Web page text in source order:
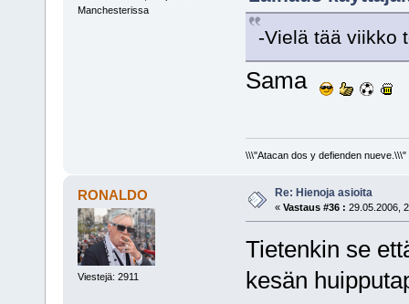
Manchesterissa
-Vielä tää viikko
Sama
\\\"Atacan dos y defienden nueve.\\\"
RONALDO
Viestejä: 2911
Re: Hienoja asioita
« Vastaus #36 : 29.05.2006,
Tietenkin se
kesän